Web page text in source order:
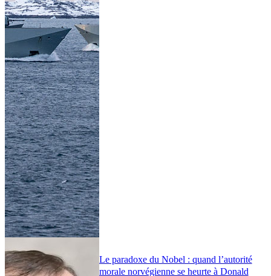
Le paradoxe du Nobel : quand l’autorité
morale norvégienne se heurte à Donald